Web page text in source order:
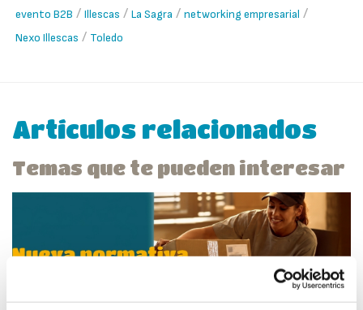
evento B2B / Illescas / La Sagra / networking empresarial /
Nexo Illescas / Toledo
Artículos relacionados
Temas que te pueden interesar